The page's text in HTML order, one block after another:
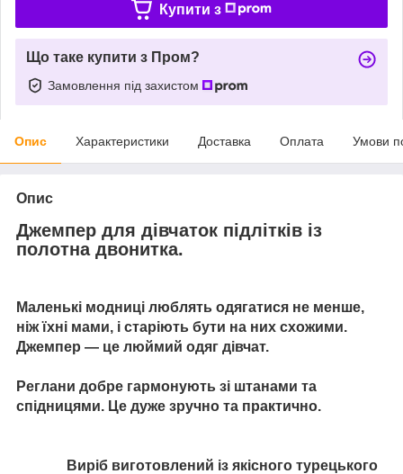
Купити з
Що таке купити з Пром?
Замовлення під захистом
Опис Характеристики Доставка Оплата Умови
Опис
Джемпер для дівчаток підлітків із
полотна двонитка.
Маленькі модниці люблять одягатися не менше,
ніж їхні мами, і старіють бути на них схожими.
Джемпер — це люймий одяг дівчат.
Реглани добре гармонують зі штанами та
спідницями. Це дуже зручно та практично.
Виріб виготовлений із якісного турецького